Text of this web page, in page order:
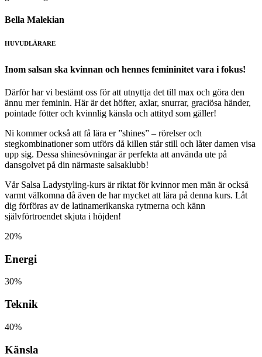
Bella Malekian
HUVUDLÄRARE
Inom salsan ska kvinnan och hennes femininitet vara i fokus!
Därför har vi bestämt oss för att utnyttja det till max och göra den
ännu mer feminin. Här är det höfter, axlar, snurrar, graciösa händer,
pointade fötter och kvinnlig känsla och attityd som gäller!
Ni kommer också att få lära er ”shines” – rörelser och
stegkombinationer som utförs då killen står still och låter damen visa
upp sig. Dessa shinesövningar är perfekta att använda ute på
dansgolvet på din närmaste salsaklubb!
Vår Salsa Ladystyling-kurs är riktat för kvinnor men män är också
varmt välkomna då även de har mycket att lära på denna kurs. Låt
dig förföras av de latinamerikanska rytmerna och känn
självförtroendet skjuta i höjden!
20%
Energi
30%
Teknik
40%
Känsla